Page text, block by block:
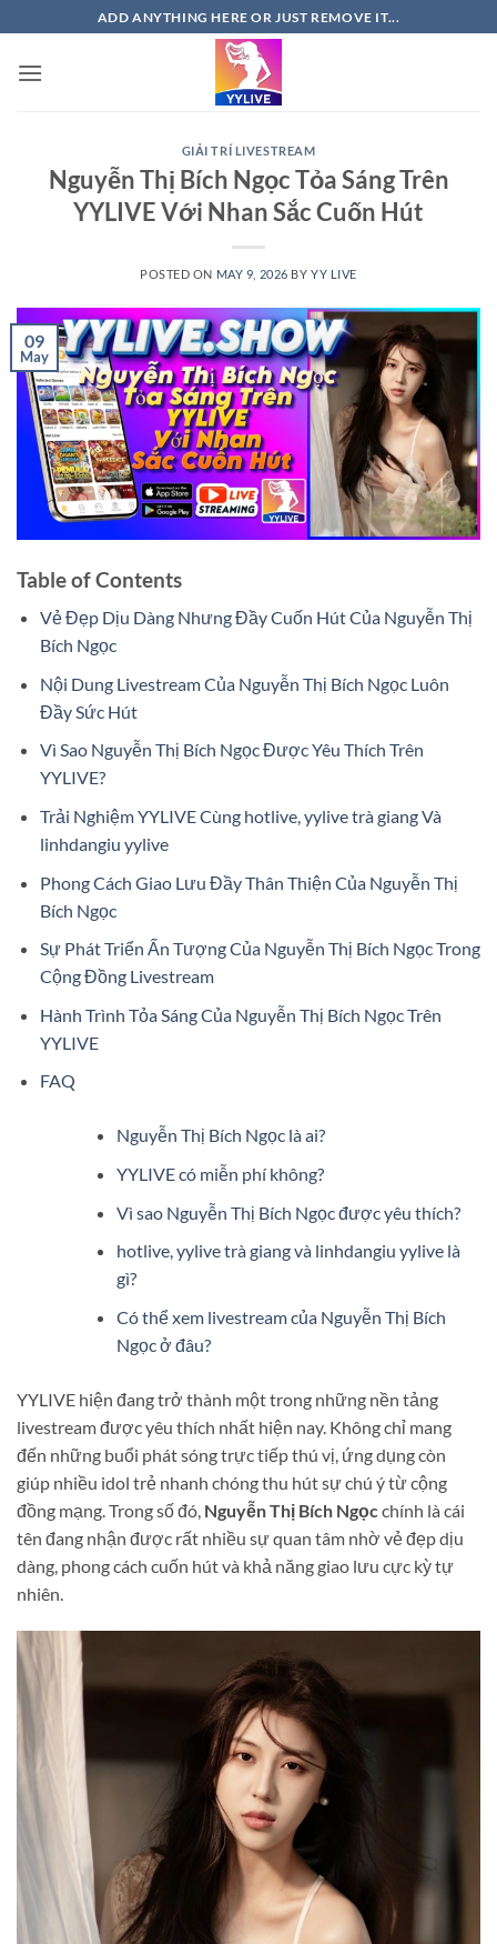
to
content
ADD ANYTHING HERE OR JUST REMOVE IT...
GIẢI TRÍ LIVESTREAM
Nguyễn Thị Bích Ngọc Tỏa Sáng Trên
YYLIVE Với Nhan Sắc Cuốn Hút
POSTED ON MAY 9, 2026 BYYY LIVE
09
May
Table of Contents
Vẻ Đẹp Dịu Dàng Nhưng Đầy Cuốn Hút Của Nguyễn Thị
Bích Ngọc
Nội Dung Livestream Của Nguyễn Thị Bích Ngọc Luôn
Đầy Sức Hút
Vì Sao Nguyễn Thị Bích Ngọc Được Yêu Thích Trên
YYLIVE?
Trải Nghiệm YYLIVE Cùng hotlive, yylive trà giang Và
linhdangiu yylive
Phong Cách Giao Lưu Đầy Thân Thiện Của Nguyễn Thị
Bích Ngọc
Sự Phát Triển Ấn Tượng Của Nguyễn Thị Bích Ngọc Trong
Cộng Đồng Livestream
Hành Trình Tỏa Sáng Của Nguyễn Thị Bích Ngọc Trên
YYLIVE
FAQ
Nguyễn Thị Bích Ngọc là ai?
YYLIVE có miễn phí không?
Vì sao Nguyễn Thị Bích Ngọc được yêu thích?
hotlive, yylive trà giang và linhdangiu yylive là
gì?
Có thể xem livestream của Nguyễn Thị Bích
Ngọc ở đâu?
YYLIVE hiện đang trở thành một trong những nền tảng
livestream được yêu thích nhất hiện nay. Không chỉ mang
đến những buổi phát sóng trực tiếp thú vị, ứng dụng còn
giúp nhiều idol trẻ nhanh chóng thu hút sự chú ý từ cộng
đồng mạng. Trong số đó, Nguyễn Thị Bích Ngọc chính là cái
tên đang nhận được rất nhiều sự quan tâm nhờ vẻ đẹp dịu
dàng, phong cách cuốn hút và khả năng giao lưu cực kỳ tự
nhiên.